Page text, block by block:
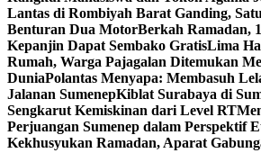
Lantas di Rombiyah Barat Ganding,
Benturan Dua MotorBerkah Ramadan,
Kepanjin Dapat Sembako GratisLima
Rumah, Warga Pajagalan Ditemukan
DuniaPolantas Menyapa: Membasuh
Jalanan SumenepKiblat Surabaya di
Sengkarut Kemiskinan dari Level RT
Perjuangan Sumenep dalam Perspektif
Kekhusyukan Ramadan, Aparat